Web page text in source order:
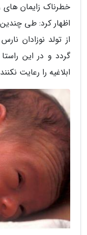
خطرناک زایمان های
اظهار کرد: طی چندین
از تولد نوزادان
گردد و در این
ابلاغیه را رعایت